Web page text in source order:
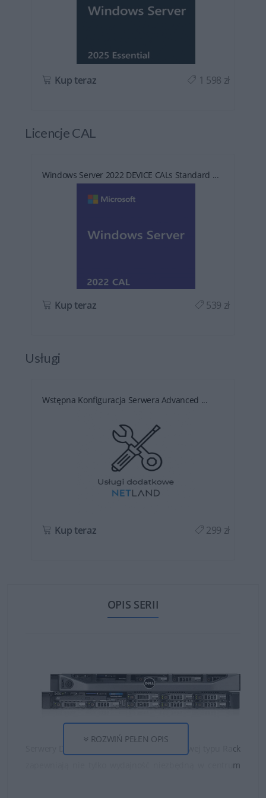
Kup teraz 1 598 zł
Licencje CAL
Windows Server 2022 DEVICE CALs Standard ...
Kup teraz 539 zł
Usługi
Wstępna Konfiguracja Serwera Advanced ...
Kup teraz 299 zł
OPIS SERII
Serwery Dell montowane w szafie serwerowej typu Rack
zapewniają nie tylko wydajność niezbędną w centrum
ROZWIŃ PEŁEN OPIS